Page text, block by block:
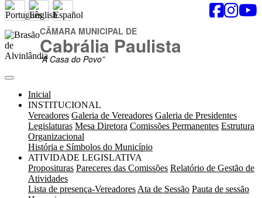
CÂMARA MUNICIPAL DE
Cabrália Paulista
“A Casa do Povo”
Inicial
INSTITUCIONAL
Vereadores Galeria de Vereadores Galeria de Presidentes
Legislaturas Mesa Diretora Comissões Permanentes Estrutura
Organizacional
História e Símbolos do Município
ATIVIDADE LEGISLATIVA
Proposituras Pareceres das Comissões Relatório de Gestão de
Atividades
Lista de presença-Vereadores Ata de Sessão Pauta de sessão